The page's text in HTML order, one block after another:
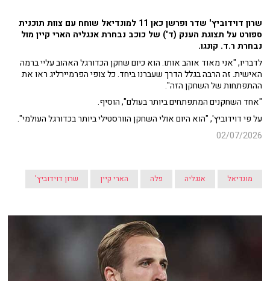
שרון דוידוביץ' שדר ופרשן כאן 11 למונדיאל שוחח עם צוות תוכנית
ספורט על תצוגת הענק (ד') של כוכב נבחרת אנגליה הארי קיין מול
נבחרת ר.ד. קונגו.
לדבריו, "אני מאוד אוהב אותו. הוא כיום שחקן הכדורגל האהוב עליי ברמה
האישית. זה הרבה בגלל הדרך שעברנו ביחד. כל צופי הפרמיירליג ראו את
ההתפתחות של השחקן הזה".
"אחד השחקנים המתפתחים ביותר בעולם", הוסיף.
על פי דוידוביץ', "הוא היום אולי השחקן הוורסטילי ביותר בכדורגל העולמי".
02/07/2026
מונדיאל אנגליה פלה הארי קיין שרון דוידוביץ'